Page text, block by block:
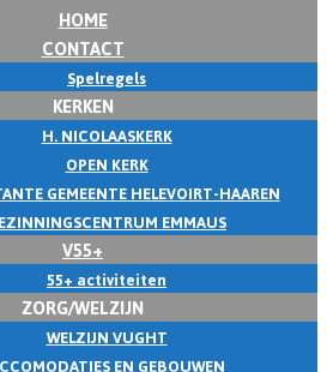
HOME
CONTACT
Spelregels
KERKEN
H. NICOLAASKERK
OPEN KERK
GEMEENTE HELEVOIRT-HAAREN
EMMAUS
V55+
55+ activiteiten
ZORG/WELZIJN
WELZIJN VUGHT
EN GEBOUWEN